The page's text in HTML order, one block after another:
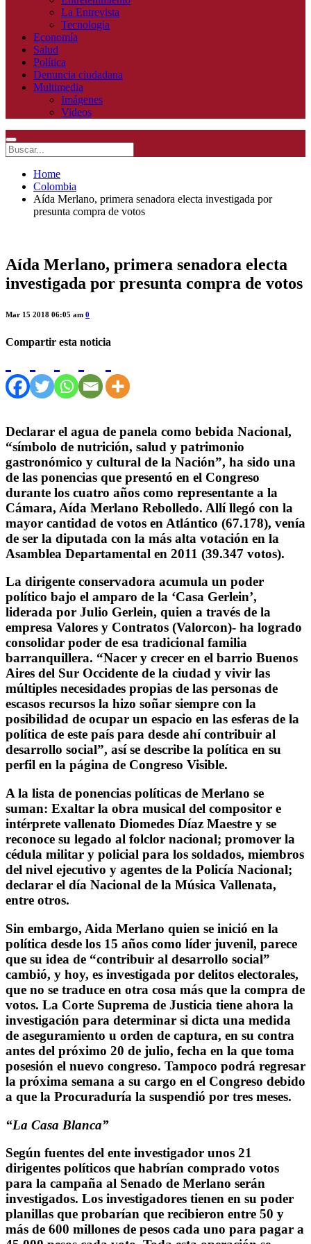
La Entrevista
Tecnologia
Economía
Salud
Política
Denuncia ciudadana
Multimedia
Imágenes
Videos
Home
Colombia
Aída Merlano, primera senadora electa investigada por
presunta compra de votos
Aída Merlano, primera senadora electa
investigada por presunta compra de votos
Mar 15 2018 06:05 am 0
Compartir esta noticia
Declarar el agua de panela como bebida Nacional,
“símbolo de nutrición, salud y patrimonio
gastronómico y cultural de la Nación”, ha sido una
de las ponencias que presentó en el Congreso
durante los cuatro años como representante a la
Cámara, Aída Merlano Rebolledo. Allí llegó con la
mayor cantidad de votos en Atlántico (67.178), venía
de ser la diputada con la más alta votación en la
Asamblea Departamental en 2011 (39.347 votos).
La dirigente conservadora acumula un poder
político bajo el amparo de la ‘Casa Gerlein’,
liderada por Julio Gerlein, quien a través de la
empresa Valores y Contratos (Valorcon)- ha logrado
consolidar poder de esa tradicional familia
barranquillera. “Nacer y crecer en el barrio Buenos
Aires del Sur Occidente de la ciudad y vivir las
múltiples necesidades propias de las personas de
escasos recursos la hizo soñar siempre con la
posibilidad de ocupar un espacio en las esferas de la
política de este país para desde ahí contribuir al
desarrollo social”, así se describe la política en su
perfil en la página de Congreso Visible.
A la lista de ponencias políticas de Merlano se
suman: Exaltar la obra musical del compositor e
intérprete vallenato Diomedes Díaz Maestre y se
reconoce su legado al folclor nacional; promover la
cédula militar y policial para los soldados, miembros
del nivel ejecutivo y agentes de la Policía Nacional;
declarar el día Nacional de la Música Vallenata,
entre otros.
Sin embargo, Aida Merlano quien se inició en la
política desde los 15 años como líder juvenil, parece
que su idea de “contribuir al desarrollo social”
cambió, y hoy, es investigada por delitos electorales,
que no se traduce en otra cosa más que la compra de
votos. La Corte Suprema de Justicia tiene ahora la
investigación para determinar si dicta una medida
de aseguramiento u orden de captura, en su contra
antes del próximo 20 de julio, fecha en la que toma
posesión el nuevo congreso. Tampoco podrá regresar
la próxima semana a su cargo en el Congreso debido
a que la Procuraduría la suspendió por tres meses.
“La Casa Blanca”
Según fuentes del ente investigador unos 21
dirigentes políticos que habrían comprado votos
para la campaña al Senado de Merlano serán
investigados. Los investigadores tienen en su poder
planillas que probarían que recibieron entre 50 y
más de 600 millones de pesos cada uno para pagar a